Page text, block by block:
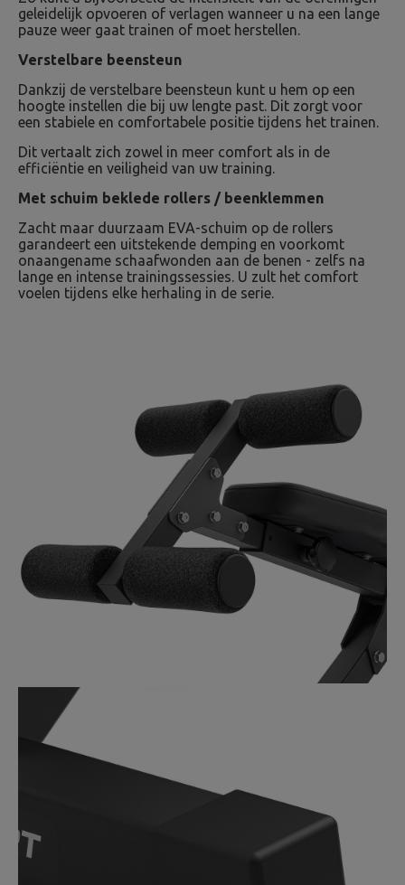
geleidelijk opvoeren of verlagen wanneer u na een lange
pauze weer gaat trainen of moet herstellen.
Verstelbare beensteun
Dankzij de verstelbare beensteun kunt u hem op een
hoogte instellen die bij uw lengte past. Dit zorgt voor
een stabiele en comfortabele positie tijdens het trainen.
Dit vertaalt zich zowel in meer comfort als in de
efficiëntie en veiligheid van uw training.
Met schuim beklede rollers / beenklemmen
Zacht maar duurzaam EVA-schuim op de rollers
garandeert een uitstekende demping en voorkomt
onaangename schaafwonden aan de benen - zelfs na
lange en intense trainingssessies. U zult het comfort
voelen tijdens elke herhaling in de serie.